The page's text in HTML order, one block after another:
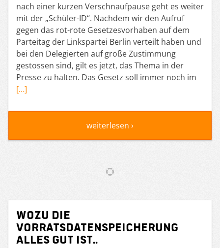
nach einer kurzen Verschnaufpause geht es weiter
mit der „Schüler-ID“. Nachdem wir den Aufruf
gegen das rot-rote Gesetzesvorhaben auf dem
Parteitag der Linkspartei Berlin verteilt haben und
bei den Delegierten auf große Zustimmung
gestossen sind, gilt es jetzt, das Thema in der
Presse zu halten. Das Gesetz soll immer noch im
[…]
weiterlesen ›
Wozu die
Vorratsdatenspeicherung
alles gut ist..